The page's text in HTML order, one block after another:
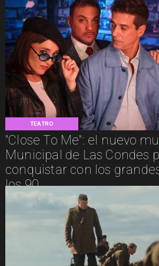
TEATRO
"Close To Me": el nuevo
Municipal de Las Condes
conquistar con los
los 90